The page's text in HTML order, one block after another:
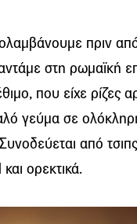
πριν
στη ρωμαϊκή
που είχε ρίζες
γεύμα σε
από
ορεκτικά.